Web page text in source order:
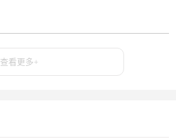
查看更多+